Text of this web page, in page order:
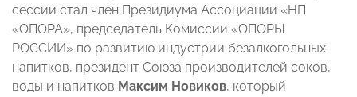
сессии стал член Президиума Ассоциации «НП
«ОПОРА», председатель Комиссии «ОПОРЫ
РОССИИ» по развитию индустрии безалкогольных
напитков, президент Союза производителей соков,
воды и напитков Максим Новиков, который